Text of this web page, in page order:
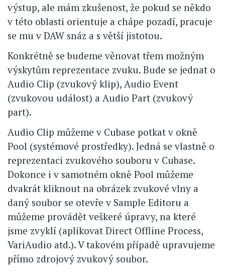
výstup, ale mám zkušenost, že pokud se někdo
v této oblasti orientuje a chápe pozadí, pracuje
se mu v DAW snáz a s větší jistotou.
Konkrétně se budeme věnovat třem možným
výskytům reprezentace zvuku. Bude se jednat o
Audio Clip (zvukový klip), Audio Event
(zvukovou událost) a Audio Part (zvukový
part).
Audio Clip můžeme v Cubase potkat v okně
Pool (systémové prostředky). Jedná se vlastně o
reprezentaci zvukového souboru v Cubase.
Dokonce i v samotném okně Pool můžeme
dvakrát kliknout na obrázek zvukové vlny a
daný soubor se otevře v Sample Editoru a
můžeme provádět veškeré úpravy, na které
jsme zvyklí (aplikovat Direct Offline Process,
VariAudio atd.). V takovém případě upravujeme
přímo zdrojový zvukový soubor.